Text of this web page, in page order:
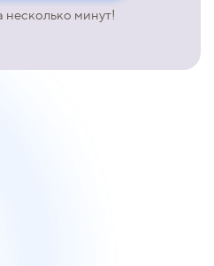
несколько минут!